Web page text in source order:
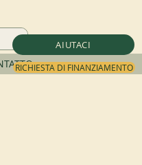
AIUTACI
RICHIESTA DI FINANZIAMENTO